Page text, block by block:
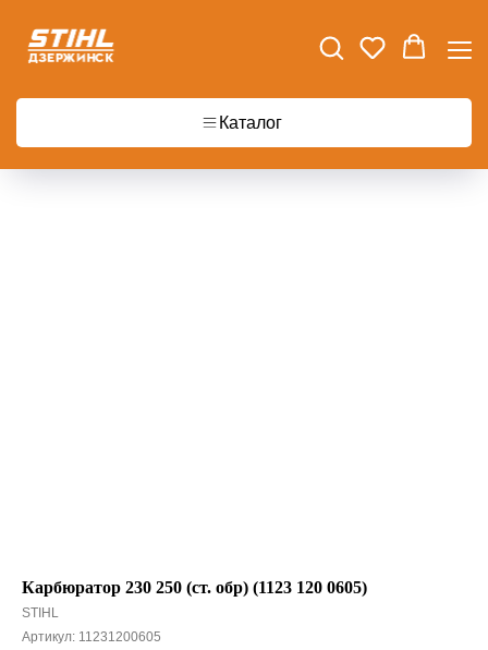
Каталог
Карбюратор 230 250 (ст. обр) (1123 120 0605)
STIHL
Артикул: 11231200605